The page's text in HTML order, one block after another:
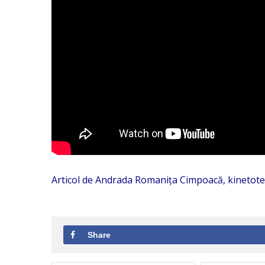
Articol de Andrada Romanița Cimpoacă,
Share